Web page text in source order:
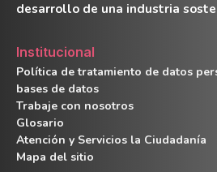
desarrollo de una industria
Institucional
Política de tratamiento de datos
bases de datos
Trabaje con nosotros
Glosario
Atención y Servicios la Ciudadanía
Mapa del sitio